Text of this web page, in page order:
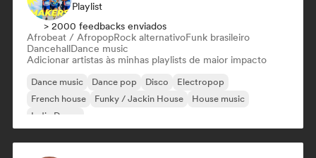
Playlist
> 2000 feedbacks enviados
Afrobeat / AfropopRock alternativoFunk brasileiro
DancehallDance music
Adicionar artistas às minhas playlists de maior impacto
Dance music Dance pop Disco
Electropop
French house
Funky / Jackin House
House music
Indie Dance